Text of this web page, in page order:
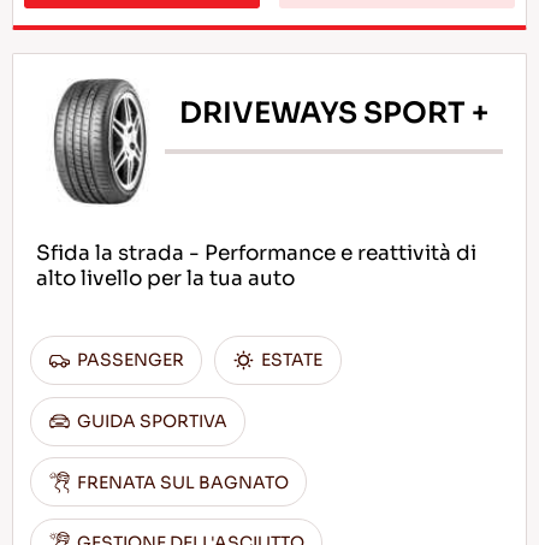
DRIVEWAYS SPORT +
Sfida la strada - Performance e reattività di
alto livello per la tua auto
PASSENGER ESTATE
GUIDA SPORTIVA
FRENATA SUL BAGNATO